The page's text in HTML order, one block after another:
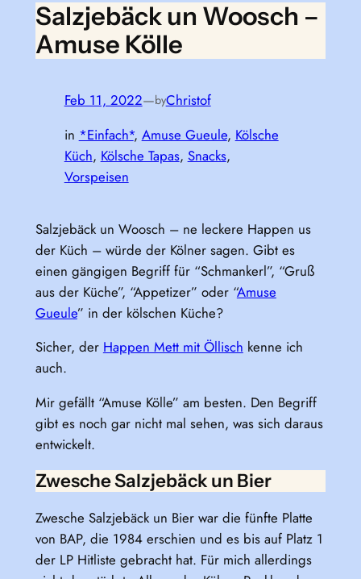
Salzjebäck un Woosch –
Amuse Kölle
Feb 11, 2022—byChristof
in *Einfach*, Amuse Gueule, Kölsche
Küch, Kölsche Tapas, Snacks
Vorspeisen
Salzjebäck un Woosch – ne leckere Happen us
der Küch – würde der Kölner sagen. Gibt es
einen gängigen Begriff für “Schmankerl”, “Gruß
aus der Küche”, “Appetizer” oder “Amuse
Gueule” in der kölschen Küche?
Sicher, der Happen Mett mit Öllisch kenne ich
auch.
Mir gefällt “Amuse Kölle” am besten. Den Begriff
gibt es noch gar nicht mal sehen, was sich daraus
entwickelt.
Zwesche Salzjebäck un Bier
Zwesche Salzjebäck un Bier war die fünfte Platte
von BAP, die 1984 erschien und es bis auf Platz 1
der LP Hitliste gebracht hat. Für mich allerdings